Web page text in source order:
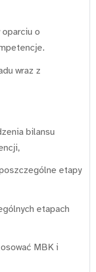
o
wraz z
bilansu
etapy
etapach
MBK i